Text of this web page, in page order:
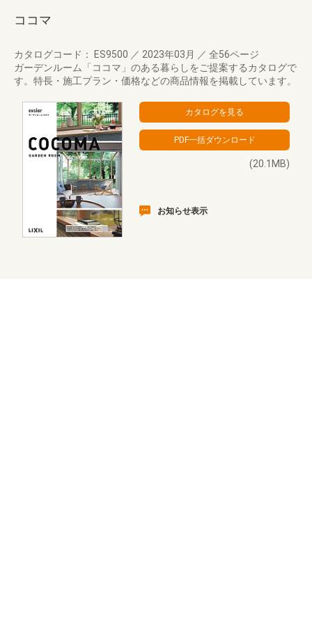
ココマ
カタログコード： ES9500 ／ 2023年03月 ／ 全56ページ
ガーデンルーム「ココマ」のある暮らしをご提案するカタログで
す。特長・施工プラン・価格などの商品情報を掲載しています。
(20.1MB)
お知らせ表示